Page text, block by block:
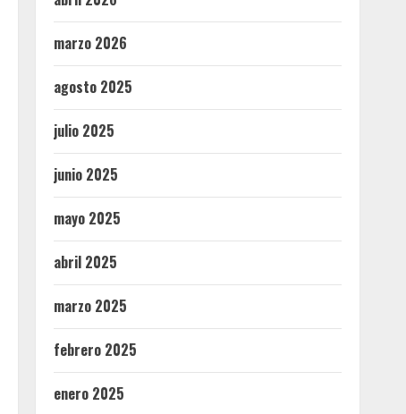
marzo 2026
agosto 2025
julio 2025
junio 2025
mayo 2025
abril 2025
marzo 2025
febrero 2025
enero 2025